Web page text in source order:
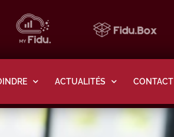
ACTUALITÉS CONTACT